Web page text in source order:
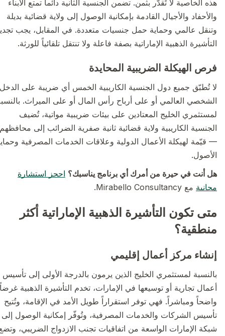
هذه الخاصية لا تُقدَّر بثمن. تضمن الجنسية الثانية دائماً تمتع الأبناء
والأحفاد والأجيال القادمة بإمكانية الوصول إلى ولاية قضائية بديلة
وتنقل عالمي وحماية حمل جنسيات متعددة. في المقابل، يجب تجديد
التأشيرة الذهبية الإماراتية بصفة فاعلة ولا تنتقل تلقائياً للورثة.
فرص الهيكلة الضريبية المحايدة
لا تُطبّق جميع دول الجنسية الكاريبية الخمس أي ضريبة على الدخل
الشخصي العالمي أو على أرباح رأس المال أو على الميراث. بالنسبة
لمستثمري الخليج المعتادين على بيئات ضريبية مواتية، تُضيف
الجنسية الكاريبية ولاية قضائية ثانية صفرية الضرائب إلى محافظهم
— قيّمة لهيكلة الأعمال الدولية وعلاقات الخدمات المصرفية وحماية
الأصول.
هل أنت في حيرة من أمرك أي برنامج يناسبك؟ احجز استشارة
مجانيةمع Mirabello Consultancy.
متى تكون التأشيرة الذهبية الإماراتية أكثر
منطقية؟
إنشاء مركز أعمال إقليمي
بالنسبة لمستثمري الخليج الذين يرمون بالدرجة الأولى إلى تأسيس
أعمال تجارية أو توسيعها في الإمارات، تخدم التأشيرة الذهبية غرضاً
واضحاً ومباشراً. فهي توفر استقراراً طويل الأمد في الإقامة، وتُتيح
تأسيس الشركات والخدمات المصرفية، وتُوفّر إمكانية الوصول إلى
شبكة الإمارات الواسعة من اتفاقيات تجنب الازدواج الضريبي، وتضع